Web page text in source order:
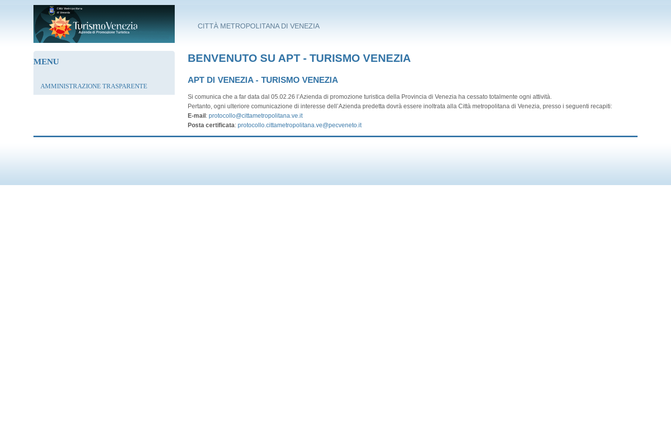
Salta al contenuto principale
CITTÀ METROPOLITANA DI VENEZIA
MENU
AMMINISTRAZIONE TRASPARENTE
BENVENUTO SU APT - TURISMO VENEZIA
APT DI VENEZIA - TURISMO VENEZIA
Si comunica che a far data dal 05.02.26 l’Azienda di promozione turistica della Provincia di Venezia ha cessato totalmente ogni attività.
Pertanto, ogni ulteriore comunicazione di interesse dell’Azienda predetta dovrà essere inoltrata alla Città metropolitana di Venezia, presso i seguenti recapiti:
E-mail:protocollo@cittametropolitana.ve.it
Posta certificata:protocollo.cittametropolitana.ve@pecveneto.it